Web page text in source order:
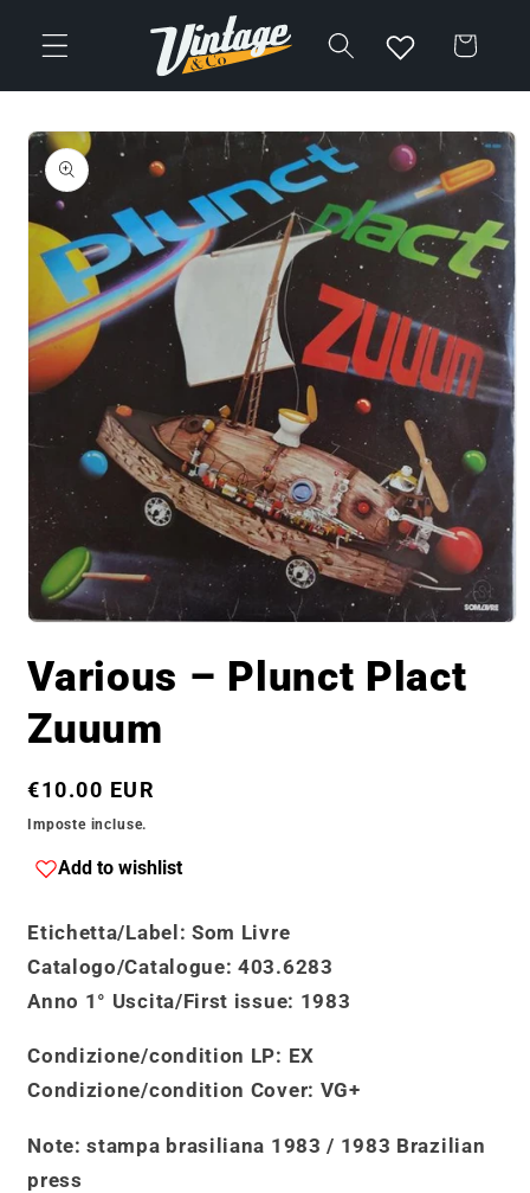
direttamente
ai contenuti
Carrello
Passa alle
informazioni
sul prodotto
multimediali
1
finestra
modale
Various – Plunct Plact
Zuuum
Prezzo
di
€10.00 EUR
Imposte incluse.
Add to wishlist
Etichetta/Label : Som Livre
Catalogo/Catalogue:403.6283
Anno 1° Uscita/First issue: 1983
Condizione/condition LP: EX
Condizione/condition Cover: VG+
Note: stampa brasiliana 1983 / 1983 Brazilian
press